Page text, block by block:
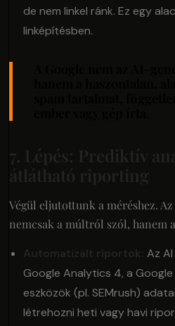
de nem linkel ránk. Ez egy
linképítésben.
7. Lépés: Prediktív
átlátható riporting
Végül eljutottunk a méréshez.
nemcsak a múltról szól, hanem
Automatizált riportok: Az
Google Analytics 4, a Google
eszközök (pl. SEMrush)
létrehozni heti vagy havi